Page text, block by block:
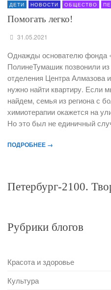
ДЕТИ НОВОСТИ ОБЩЕСТВО
Помогать легко!
31.05.2021
Однажды основателю фонда
ПолинеТумашик позвонили из
отделения Центра Алмазова
нужно найти квартиру. Если
найдем, семья из региона с
химиотерапии окажется на
Но это был не единичный
ПОДРОБНЕЕ →
Петербург-2100.
Рубрики блогов
Красота и здоровье
Культура